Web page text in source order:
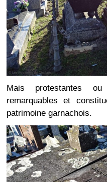
Mais protestantes
remarquables et
patrimoine garnachois.